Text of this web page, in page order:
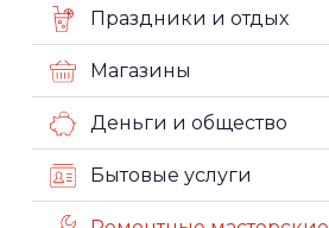
Праздники и отдых
Магазины
Деньги и общество
Бытовые услуги